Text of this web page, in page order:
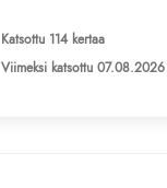
Katsottu 114 kertaa
Viimeksi katsottu 07.08.2026